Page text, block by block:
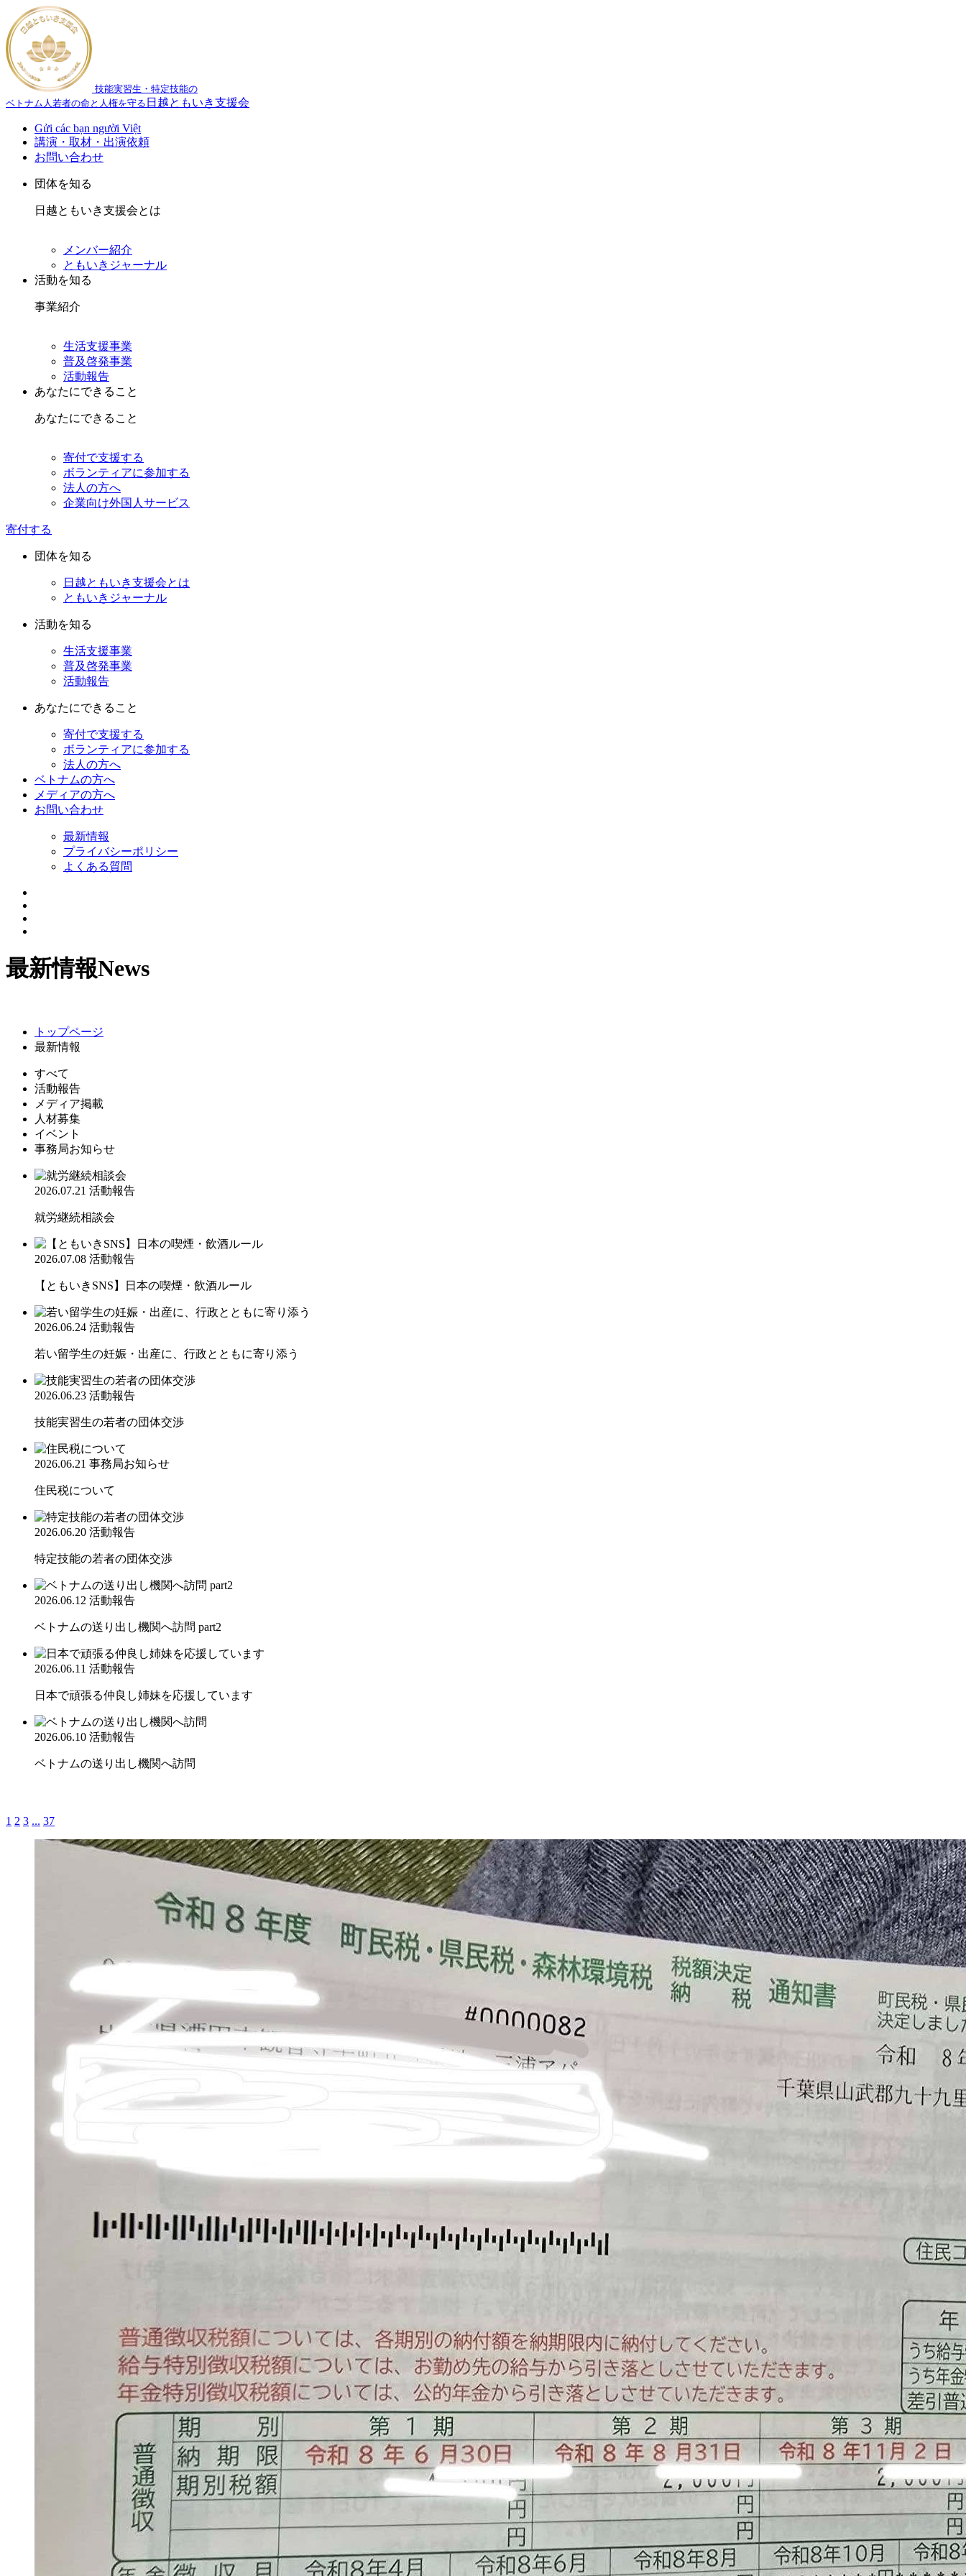
技能実習生・特定技能の
ベトナム人若者の命と人権を守る 日越ともいき支援会
Gửi các bạn người Việt
講演・取材・出演依頼
お問い合わせ
団体を知る
日越ともいき支援会とは
メンバー紹介
ともいきジャーナル
活動を知る
事業紹介
生活支援事業
普及啓発事業
活動報告
あなたにできること
あなたにできること
寄付で支援する
ボランティアに参加する
法人の方へ
企業向け外国人サービス
寄付する
団体を知る
日越ともいき支援会とは
ともいきジャーナル
活動を知る
生活支援事業
普及啓発事業
活動報告
あなたにできること
寄付で支援する
ボランティアに参加する
法人の方へ
ベトナムの方へ
メディアの方へ
お問い合わせ
最新情報
プライバシーポリシー
よくある質問
最新情報News
トップページ
最新情報
すべて
活動報告
メディア掲載
人材募集
イベント
事務局お知らせ
2026.07.21 活動報告
就労継続相談会
2026.07.08 活動報告
【ともいきSNS】日本の喫煙・飲酒ルール
2026.06.24 活動報告
若い留学生の妊娠・出産に、行政とともに寄り添う
2026.06.23 活動報告
技能実習生の若者の団体交渉
2026.06.21 事務局お知らせ
住民税について
2026.06.20 活動報告
特定技能の若者の団体交渉
2026.06.12 活動報告
ベトナムの送り出し機関へ訪問 part2
2026.06.11 活動報告
日本で頑張る仲良し姉妹を応援しています
2026.06.10 活動報告
ベトナムの送り出し機関へ訪問
1 2 3 ... 37